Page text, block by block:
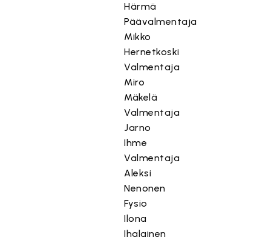
Härmä
Päävalmentaja
Mikko
Hernetkoski
Valmentaja
Miro
Mäkelä
Valmentaja
Jarno
Ihme
Valmentaja
Aleksi
Nenonen
Fysio
Ilona
Ihalainen